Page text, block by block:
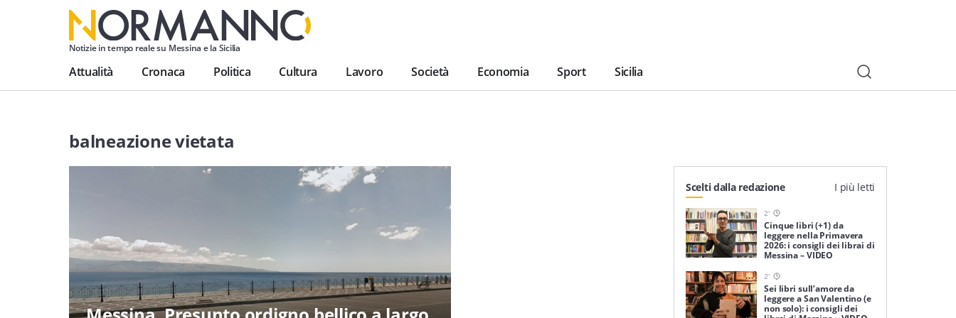
Notizie in tempo reale su Messina e la Sicilia
Attualità Cronaca Politica Cultura Lavoro Società Economia Sport Sicilia
balneazione vietata
Scelti dalla redazione I più letti
2'
Cinque libri (+1) da
leggere nella Primavera
2026: i consigli dei librai di
Messina – VIDEO
2'
Sei libri sull’amore da
leggere a San Valentino (e
non solo): i consigli dei